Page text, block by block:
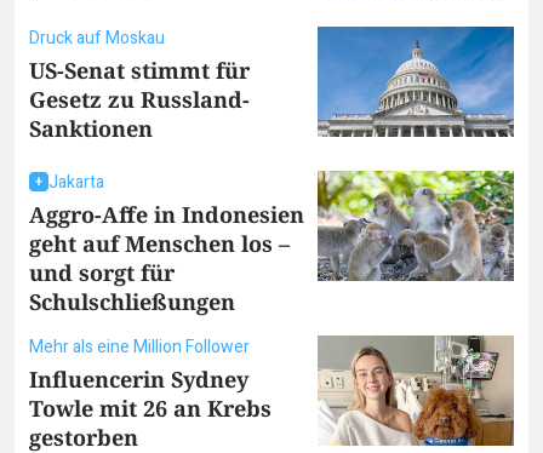
Druck auf Moskau
US-Senat stimmt für
Gesetz zu Russland-
Sanktionen
Jakarta
Aggro-Affe in Indonesien
geht auf Menschen los –
und sorgt für
Schulschließungen
Mehr als eine Million Follower
Influencerin Sydney
Towle mit 26 an Krebs
gestorben